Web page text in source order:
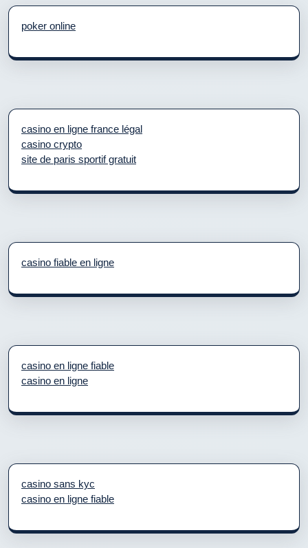
poker online
casino en ligne france légal
casino crypto
site de paris sportif gratuit
casino fiable en ligne
casino en ligne fiable
casino en ligne
casino sans kyc
casino en ligne fiable